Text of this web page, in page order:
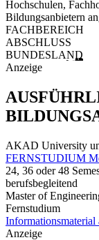
Hochschulen,
Bildungsanbietern
FACHBEREICH
ABSCHLUSS
BUNDESLAND
Anzeige
AKAD University
FERNSTUDIUM
24, 36 oder 48
berufsbegleitend
Master of
Fernstudium
Informationsmaterial
Anzeige